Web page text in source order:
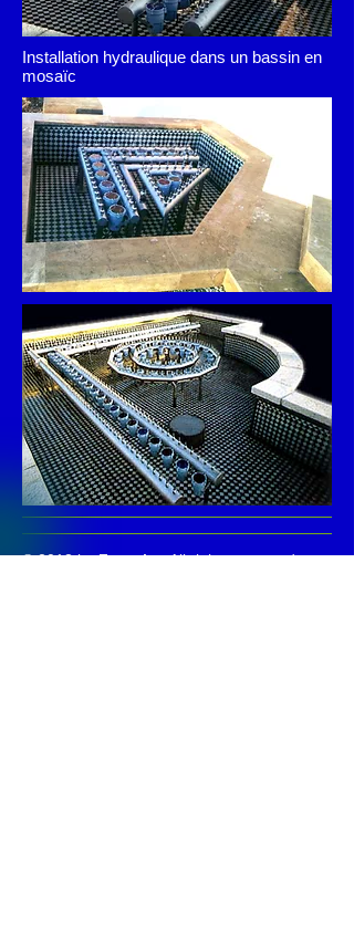
Installation hydraulique dans un bassin en
mosaïc
© 2013 byFontajet. All rights reserved.